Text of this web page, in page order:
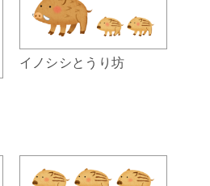
イノシシとうり坊